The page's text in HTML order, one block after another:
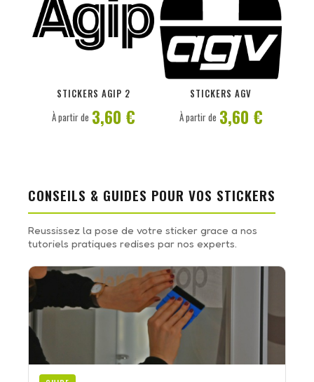
STICKERS AGIP 2
À partir de 3,60 €
STICKERS AGV
PERSONNALISER
À partir de 3,60 €
CONSEILS & GUIDES POUR VOS STICKERS
Reussissez la pose de votre sticker grace a nos
tutoriels pratiques redises par nos experts.